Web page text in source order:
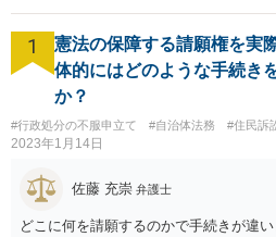
1
憲法の保障する請願権を実
体的にはどのような手続き
か？
#行政処分の不服申立て #自治体法務 #住民訴
2023年1月14日
佐藤 充崇 弁護士
どこに何を請願するのかで手続きが違